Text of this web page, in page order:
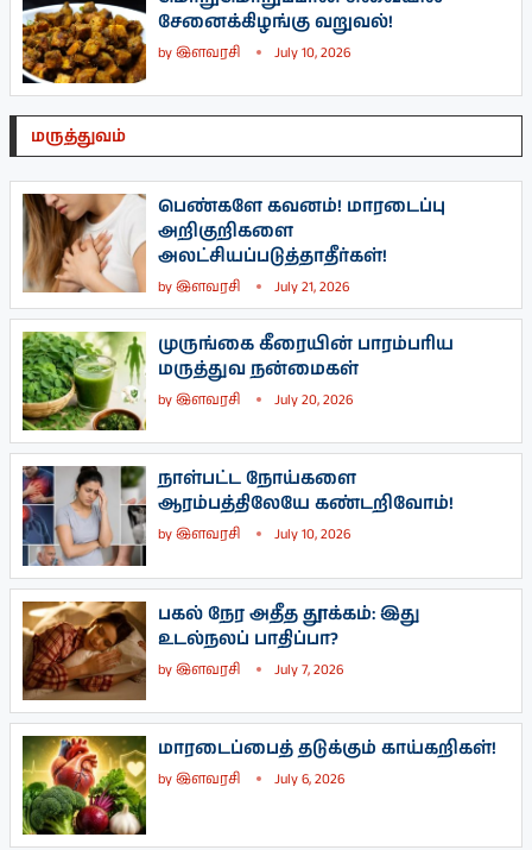
சேனைக்கிழங்கு வறுவல்!
byஇளவரசி July 10, 2026
மருத்துவம்
பெண்களே கவனம்! மாரடைப்பு
அறிகுறிகளை
அலட்சியப்படுத்தாதீர்கள்!
byஇளவரசி July 21, 2026
முருங்கை கீரையின் பாரம்பரிய
மருத்துவ நன்மைகள்
byஇளவரசி July 20, 2026
நாள்பட்ட நோய்களை
ஆரம்பத்திலேயே கண்டறிவோம்!
byஇளவரசி July 10, 2026
பகல் நேர அதீத தூக்கம்: இது
உடல்நலப் பாதிப்பா?
byஇளவரசி July 7, 2026
மாரடைப்பைத் தடுக்கும் காய்கறிகள்!
byஇளவரசி July 6, 2026